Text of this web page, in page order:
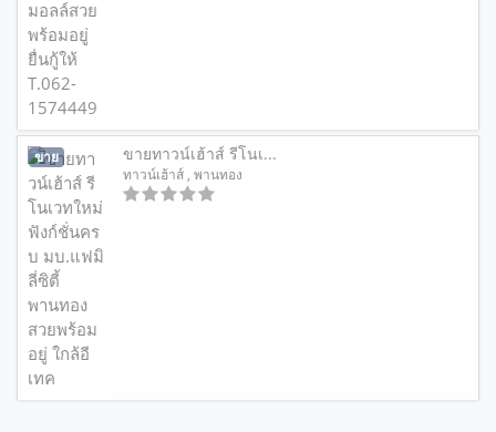
ขาย ขายทาวน์เฮ้าส์ รีโนเ...
ทาวน์เฮ้าส์ , พานทอง